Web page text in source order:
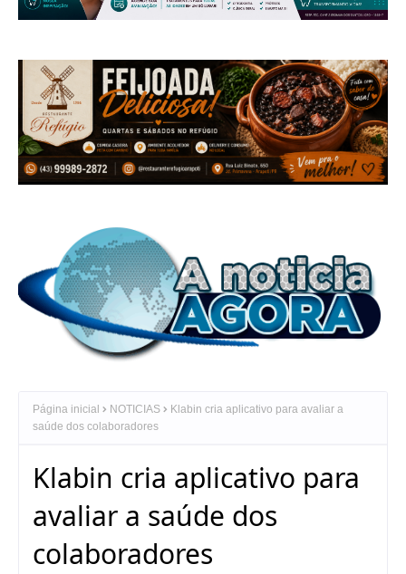
Página inicial NOTICIAS
Klabin cria aplicativo para avaliar a
saúde dos colaboradores
Klabin cria aplicativo para
avaliar a saúde dos
colaboradores